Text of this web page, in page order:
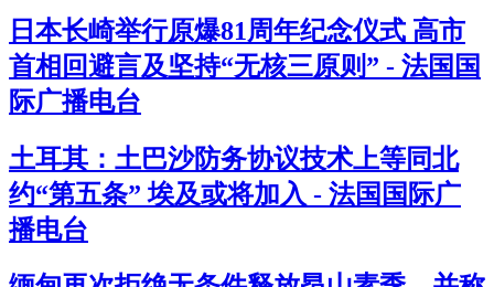
日本长崎举行原爆81周年纪念仪式 高市
首相回避言及坚持“无核三原则” - 法国国
际广播电台
土耳其：土巴沙防务协议技术上等同北
约“第五条” 埃及或将加入 - 法国国际广
播电台